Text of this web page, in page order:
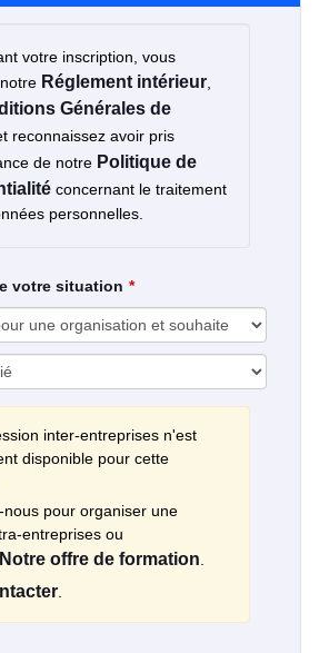
votre inscription, vous
Réglement intérieur,
Générales de
reconnaissez avoir pris
de notre Politique de
concernant le traitement
personnelles.
votre situation
inter-entreprises n'est
disponible pour cette
nous pour organiser une
entreprises ou
Notre offre de formation.
.